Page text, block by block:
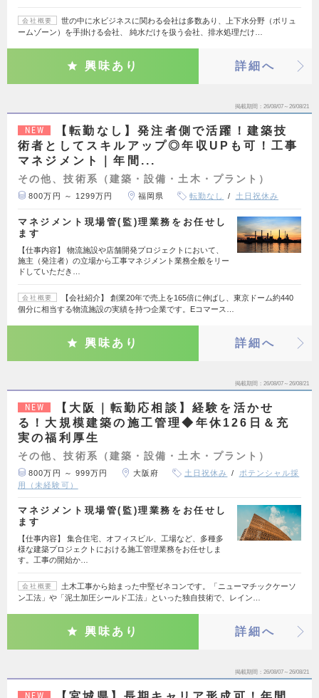
会社概要
世の中に水ビジネスに関わる会社は多数あり、上下水分野（ボリュ
ームゾーン）を手掛ける会社、 純水だけを扱う会社、排水処理だけ…
興味あり 詳細へ
掲載期間 26/08/07～26/08/21
NEW
【転勤なし】発注者側で活躍！建築技
術者としてスキルアップ◎年収UPも可！工事
マネジメント｜年間...
その他、技術系（建築・設備・土木・プラント）
800万円 ～ 1299万円 福岡県 転勤なし 土日祝休み
マネジメント現場管(監)理業務をお任せし
ます
【仕事内容】 物流施設や店舗開発プロジェクトにおいて、
施主（発注者）の立場から工事マネジメント業務全般をリー
ドしていただき…
会社概要
【会社紹介】 創業20年で売上を165倍に伸ばし、東京ドーム約440
個分に相当する物流施設の実績を持つ企業です。Eコマース…
興味あり 詳細へ
掲載期間 26/08/07～26/08/21
NEW
【大阪｜転勤応相談】経験を活かせ
る！大規模建築の施工管理◆年休126日＆充
実の福利厚生
その他、技術系（建築・設備・土木・プラント）
800万円 ～ 999万円 大阪府 土日祝休み
ポテンシャル採
用（未経験可）
マネジメント現場管(監)理業務をお任せし
ます
【仕事内容】 集合住宅、オフィスビル、工場など、多種多
様な建築プロジェクトにおける施工管理業務をお任せしま
す。工事の開始か…
会社概要
土木工事から始まった中堅ゼネコンです。「ニューマチックケーソ
ン工法」や「泥土加圧シールド工法」といった独自技術で、レイン…
興味あり 詳細へ
掲載期間 26/08/07～26/08/21
NEW